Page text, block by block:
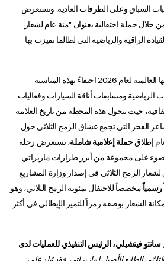
السباق وعلى الطرقات العادية. وتستعرض
خلال حملة احتفالية بعنوان "مئة عام لشعار
الراقية والرياضية التي لطالما تميزت بها
وتكرّس مازيراتي جميع فعالياتها العالمية لعام 2026 احتفاءً بهذه المناسبة
الرياضية ومسابقات أناقة السيارات وفعاليات
حيث تتحول هذه المحطة من تاريخ العلامة
الفخر التي تجمع عشاق الرمح الثلاثي حول
إطلاقحملة إعلامية شاملة، تستعرض رحلة
على مجموعة من أبرز طرازات مازيراتي.
لشعار الرمح الثلاثي في إصدار وزارة المشاريع
رسمياً مخصصاً للاحتفال بمئوية الرمح الثلاثي، وهو
الشعار بوصفه رمزاً للتميز الإيطالي في أكثر
سانتو فيتشيلي، الرئيس التنفيذي للعمليات لدى